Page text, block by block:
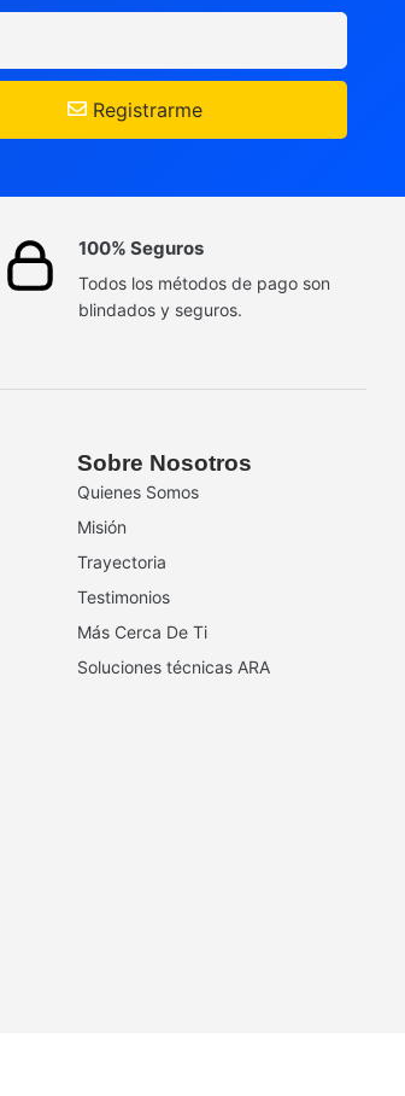
Registrarme
100% Seguros
Todos los métodos de pago son
blindados y seguros.
Sobre Nosotros
Quienes Somos
Misión
Trayectoria
Testimonios
Más Cerca De Ti
Soluciones técnicas ARA